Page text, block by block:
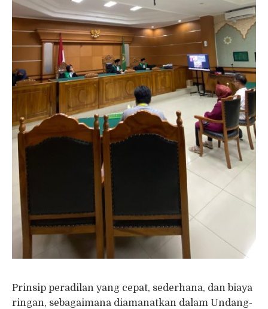
Prinsip peradilan yang cepat, sederhana, dan biaya
ringan, sebagaimana diamanatkan dalam Undang-